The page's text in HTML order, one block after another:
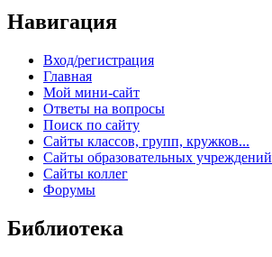
Навигация
Вход/регистрация
Главная
Мой мини-сайт
Ответы на вопросы
Поиск по сайту
Сайты классов, групп, кружков...
Сайты образовательных учреждений
Сайты коллег
Форумы
Библиотека